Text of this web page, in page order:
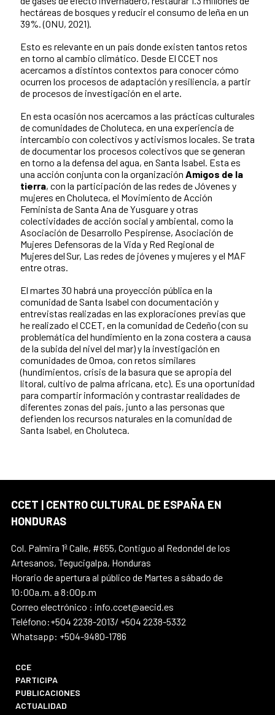
hectáreas de bosques y reducir el consumo de leña en un
39%. (ONU, 2021).
Esto es relevante en un país donde existen tantos retos
en torno al cambio climático. Desde El CCET nos
acercamos a distintos contextos para conocer cómo
ocurren los procesos de adaptación y resiliencia, a partir
de procesos de investigación en el arte.
En esta ocasión nos acercamos a las prácticas culturales
de comunidades de Choluteca, en una experiencia de
intercambio con colectivos y activismos locales. Se trata
de documentar los procesos colectivos que se generan
en torno a la defensa del agua, en Santa Isabel. Esta es
una acción conjunta con la organización Amigos de la
tierra, con la participación de las redes de Jóvenes y
mujeres en Choluteca, el Movimiento de Acción
Feminista de Santa Ana de Yusguare y otras
colectividades de acción social y ambiental, como la
Asociación de Desarrollo Pespirense, Asociación de
Mujeres Defensoras de la Vida y Red Regional de
Mujeres del Sur, Las redes de jóvenes y mujeres y el MAF
entre otras.
El martes 30 habrá una proyección pública en la
comunidad de Santa Isabel con documentación y
entrevistas realizadas en las exploraciones previas que
he realizado el CCET, en la comunidad de Cedeño (con su
problemática del hundimiento en la zona costera a causa
de la subida del nivel del mar) y la investigación en
comunidades de Omoa, con retos similares
(hundimientos, crisis de la basura que se apropia del
litoral, cultivo de palma africana, etc). Es una oportunidad
para compartir información y contrastar realidades de
diferentes zonas del país, junto a las personas que
defienden los recursos naturales en la comunidad de
Santa Isabel, en Choluteca.
CCET | CENTRO CULTURAL DE ESPAÑA EN
HONDURAS
Col. Palmira 1ª Calle, #655, Contiguo al Redondel de los
Artesanos, Tegucigalpa, Honduras
Horario de apertura al público de Martes a sábado de
10:00a.m. a 8:00p.m
Correo electrónico : info.ccet@aecid.es
Teléfono:+504 2238-2013/ +504 2238-5332
Whatsapp: +504-9480-1786
CCE
PARTICIPA
PUBLICACIONES
ACTUALIDAD